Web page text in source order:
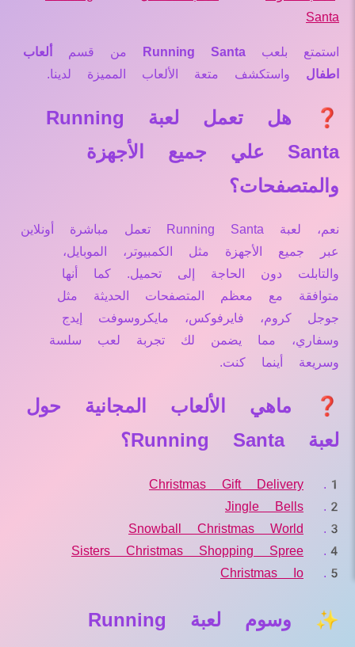
Santa
استمتع بلعب Running Santa من قسم
ألعاب
اطفال واستكشف متعة الألعاب المميزة لدينا.
❓ هل تعمل لعبة Running
Santa علي جميع الأجهزة
والمتصفحات؟
نعم، لعبة Running Santa تعمل مباشرة أونلاين
عبر جميع الأجهزة مثل الكمبيوتر، الموبايل،
والتابلت دون الحاجة إلى تحميل. كما أنها
متوافقة مع معظم المتصفحات الحديثة مثل
جوجل كروم، فايرفوكس، مايكروسوفت إيدج
وسفاري، مما يضمن لك تجربة لعب سلسة
وسريعة أينما كنت.
❓ ماهي الألعاب المجانية حول
لعبة Running Santa؟
Christmas Gift Delivery
Jingle Bells
Snowball Christmas World
Sisters Christmas Shopping Spree
Christmas Io
✨ وسوم لعبة Running